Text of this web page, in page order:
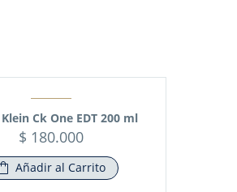
Ck One EDT 200 ml
$ 180.000
Añadir al Carrito